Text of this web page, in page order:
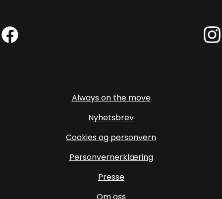
Always on the move
Nyhetsbrev
Cookies og personvern
Personvernerklæring
Presse